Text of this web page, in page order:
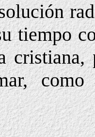
tiempo
cristiana,